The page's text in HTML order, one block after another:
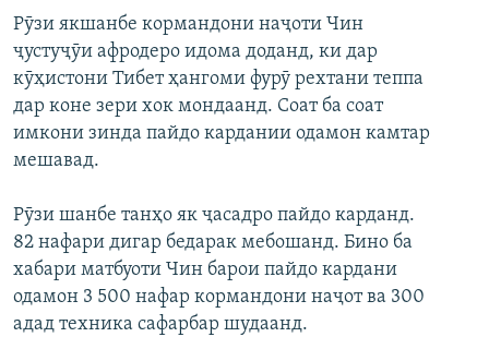
Ҷаҳиш
ҷустор
ОСИЁИ МАРКАЗӢ
ФАРҲАНГ
МЕҲМОНИ ОЗОДӢ
ВАРЗИШ
ҶАНГ ДАР УКРАИНА
НАЗАРИ МАРДУМ
БЛОГИСТОН
ОЗОДӢ ОНЛАЙН
ЧАНДРАСОНАӢ
ВИДЕО
ГУЗОРИШҲОИ РАДИОӢ
РӮЙХАТҲО
КИТОБҲОИ ОЗОДӢ
Русский
ПАЙГИРӢ КУНЕД
Рӯзи якшанбе кормандони наҷоти Чин
ҷустуҷӯи афродеро идома доданд, ки дар
кӯҳистони Тибет ҳангоми фурӯ рехтани теппа
дар коне зери хок мондаанд. Соат ба соат
имкони зинда пайдо кардании одамон камтар
мешавад.
Рӯзи шанбе танҳо як ҷасадро пайдо карданд.
82 нафари дигар бедарак мебошанд. Бино ба
хабари матбуоти Чин барои пайдо кардани
одамон 3 500 нафар кормандони наҷот ва 300
адад техника сафарбар шудаанд.